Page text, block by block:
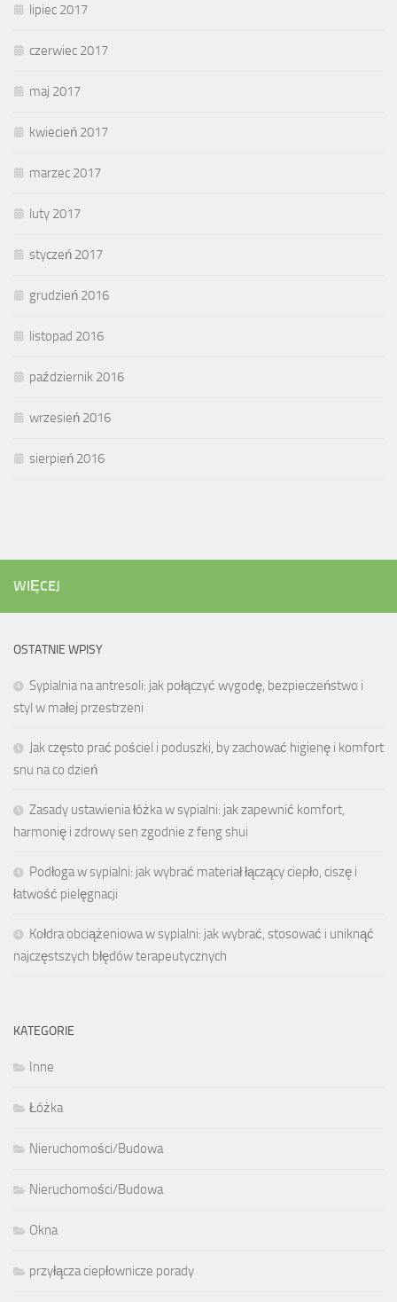
lipiec 2017
czerwiec 2017
maj 2017
kwiecień 2017
marzec 2017
luty 2017
styczeń 2017
grudzień 2016
listopad 2016
październik 2016
wrzesień 2016
sierpień 2016
WIĘCEJ
OSTATNIE WPISY
Sypialnia na antresoli: jak połączyć wygodę, bezpieczeństwo i
styl w małej przestrzeni
Jak często prać pościel i poduszki, by zachować higienę i komfort
snu na co dzień
Zasady ustawienia łóżka w sypialni: jak zapewnić komfort,
harmonię i zdrowy sen zgodnie z feng shui
Podłoga w sypialni: jak wybrać materiał łączący ciepło, ciszę i
łatwość pielęgnacji
Kołdra obciążeniowa w sypialni: jak wybrać, stosować i uniknąć
najczęstszych błędów terapeutycznych
KATEGORIE
Inne
Łóżka
Nieruchomości/Budowa
Nieruchomości/Budowa
Okna
przyłącza ciepłownicze porady